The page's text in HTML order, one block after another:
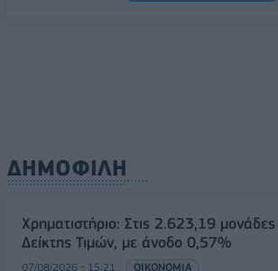
ΔΗΜΟΦΙΛΗ
Χρηματιστήριο: Στις 2.623,19 μονάδες
Δείκτης Τιμών, με άνοδο 0,57%
07/08/2026 - 15:21 ΟΙΚΟΝΟΜΙΑ